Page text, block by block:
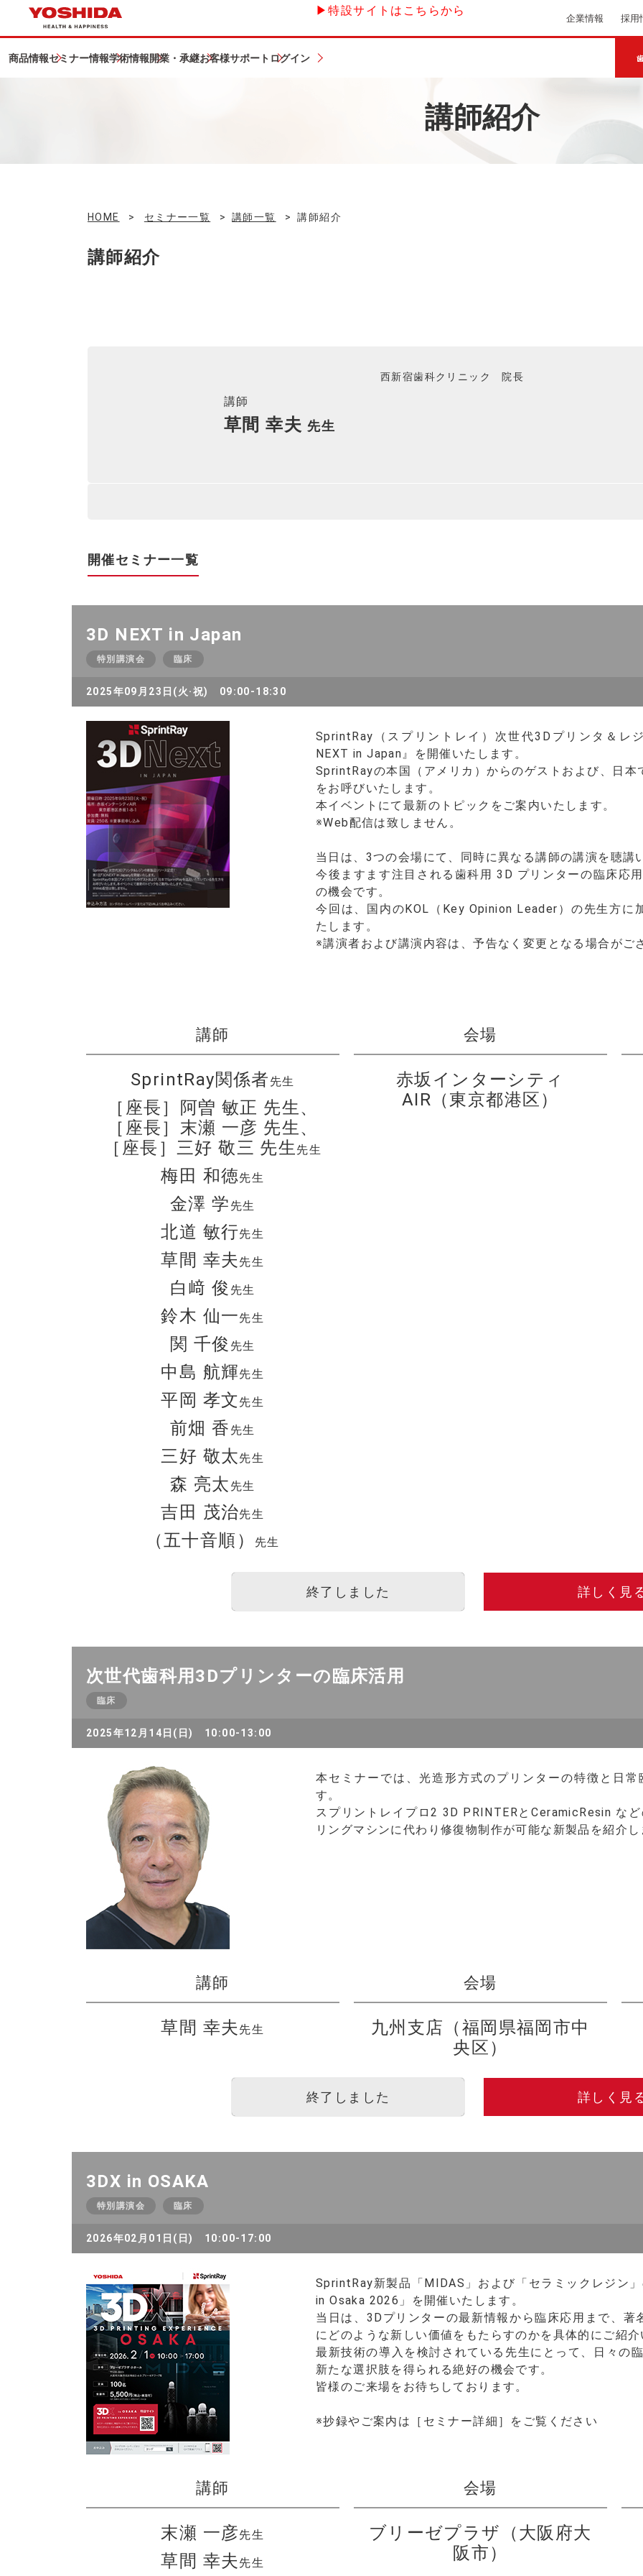
企業情報 採用
商品情報セミナー情報学術情報開業・承継お客様サポート ログイン
講師紹介
HOME > セミナー一覧 > 講師一覧 > 講師紹介
講師紹介
講師
草間 幸夫 先生
西新宿歯科クリニック 院長
開催セミナー一覧
3D NEXT in Japan
特別講演会 臨床
2025年09月23日(火·祝) 09:00-18:30
SprintRay（スプリントレイ）次世代3Dプリンタ＆レ
NEXT in Japan』を開催いたします。
SprintRayの本国（アメリカ）からのゲストおよび、日
をお呼びいたします。
本イベントにて最新のトピックをご案内いたします。
※Web配信は致しません。
当日は、3つの会場にて、同時に異なる講師の講演を聴講
今後ますます注目される歯科用 3D プリンターの臨床応
の機会です。
今回は、国内のKOL（Key Opinion Leader）の先生方に
たします。
※講演者および講演内容は、予告なく変更となる場合がご
▶特設サイトはこちらから
講師
SprintRay関係者 先生
［座長］阿曽 敏正 先生、
［座長］末瀬 一彦 先生、
［座長］三好 敬三 先生 先生
梅田 和徳先生
金澤 学 先生
北道 敏行先生
草間 幸夫 先生
白﨑 俊 先生
鈴木 仙一先生
関 千俊 先生
中島 航輝先生
平岡 孝文先生
前畑 香 先生
三好 敬太先生
森 亮太 先生
吉田 茂治先生
（五十音順） 先生
会場
赤坂インターシティ
AIR（東京都港区）
終了しました 詳しく見
次世代歯科用3Dプリンターの臨床活用
臨床
2025年12月14日(日) 10:00-13:00
本セミナーでは、光造形方式のプリンターの特徴と日
す。
スプリントレイプロ2 3D PRINTERとCeramicResin な
リングマシンに代わり修復物制作が可能な新製品を紹介
講師
草間 幸夫 先生
会場
九州支店（福岡県福岡市中
央区）
終了しました 詳しく見
3DX in OSAKA
特別講演会 臨床
2026年02月01日(日) 10:00-17:00
SprintRay新製品「MIDAS」および「セラミックレジン
in Osaka 2026」を開催いたします。
当日は、3Dプリンターの最新情報から臨床応用まで、
にどのような新しい価値をもたらすのかを具体的にご紹
最新技術の導入を検討されている先生にとって、日々の
新たな選択肢を得られる絶好の機会です。
皆様のご来場をお待ちしております。
※抄録やご案内は［セミナー詳細］をご覧ください
講師
末瀬 一彦先生
草間 幸夫 先生
会場
ブリーゼプラザ（大阪府大
阪市）